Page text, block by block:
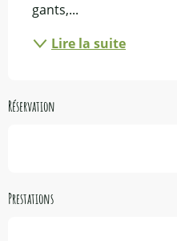
gants,...
Lire la suite
Réservation
Prestations